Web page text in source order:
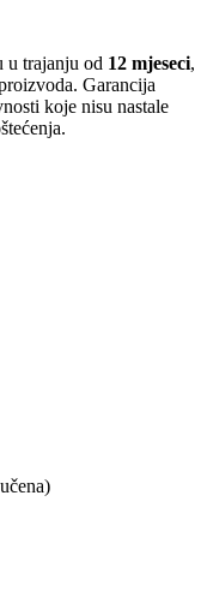
u trajanju od 12 mjeseci,
Garancija
koje nisu nastale